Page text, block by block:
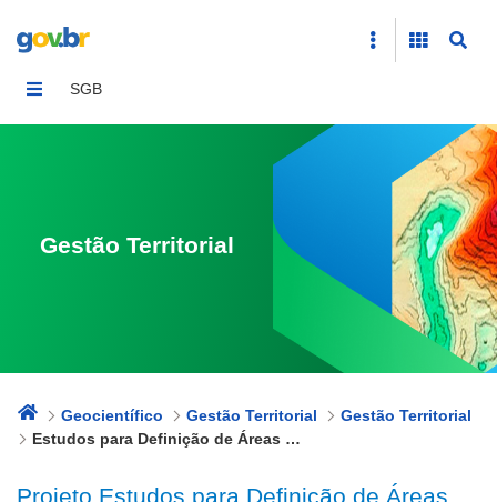
SGB
Gestão Territorial
Geocientífico Gestão Territorial
Gestão Territorial
Estudos para Definição de Áreas para Aterros Sanitários
Projeto Estudos para Definição de Áreas